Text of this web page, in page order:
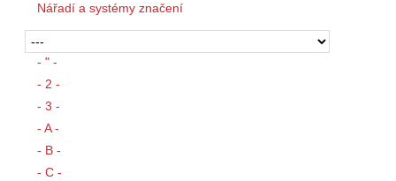
Nářadí a systémy značení
- " -
- 2 -
- 3 -
- A -
- B -
- C -